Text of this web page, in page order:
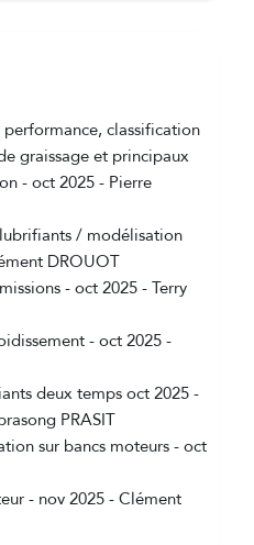
classification
graissage et principaux
- oct 2025 - Pierre
/ modélisation
DROUOT
- oct 2025 - Terry
- oct 2025 -
deux temps oct 2025 -
PRASIT
sur bancs moteurs - oct
- nov 2025 - Clément